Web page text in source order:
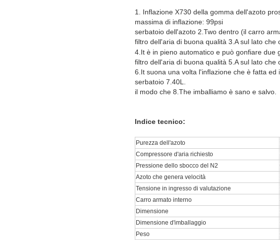
1. Inflazione X730 della gomma dell'azoto
massima di inflazione: 99psi
serbatoio dell'azoto 2.Two dentro (il carro
filtro dell'aria di buona qualità 3.A sul lato che
4.It è in pieno automatico e può gonfiare due
filtro dell'aria di buona qualità 5.A sul lato che
6.It suona una volta l'inflazione che è fatta ed
serbatoio 7.40L.
il modo che 8.The imballiamo è sano e salvo.
Indice tecnico:
Purezza dell'azoto
Compressore d'aria richiesto
Pressione dello sbocco del N2
Azoto che genera velocità
Tensione in ingresso di valutazione
Carro armato interno
Dimensione
Dimensione d'imballaggio
Peso